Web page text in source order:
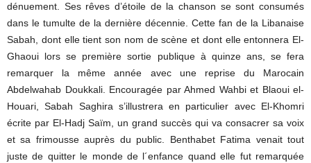
dénuement. Ses rêves d’étoile de la chanson se sont consumés
dans le tumulte de la dernière décennie. Cette fan de la Libanaise
Sabah, dont elle tient son nom de scène et dont elle entonnera El-
Ghaoui lors se première sortie publique à quinze ans, se fera
remarquer la même année avec une reprise du Marocain
Abdelwahab Doukkali. Encouragée par Ahmed Wahbi et Blaoui el-
Houari, Sabah Saghira s’illustrera en particulier avec El-Khomri
écrite par El-Hadj Saïm, un grand succès qui va consacrer sa voix
et sa frimousse auprès du public. Benthabet Fatima venait tout
juste de quitter le monde de l´enfance quand elle fut remarquée